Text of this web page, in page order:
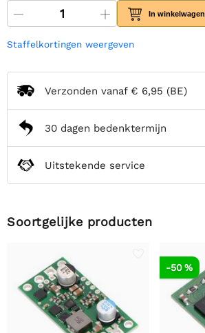
In winkelwagen
Staffelkortingen weergeven
Verzonden vanaf € 6,95 (BE)
30 dagen bedenktermijn
Uitstekende service
Soortgelijke producten
-50 %